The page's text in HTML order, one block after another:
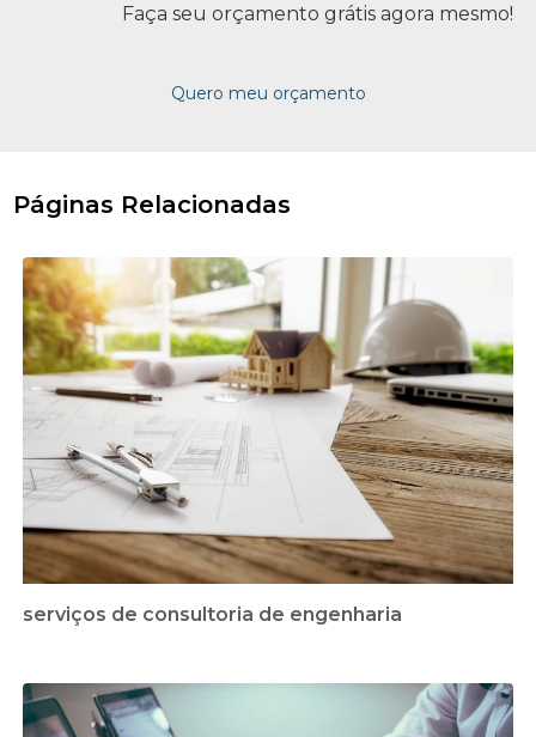
Faça seu orçamento grátis agora mesmo!
Quero meu orçamento
Páginas Relacionadas
serviços de consultoria de engenharia